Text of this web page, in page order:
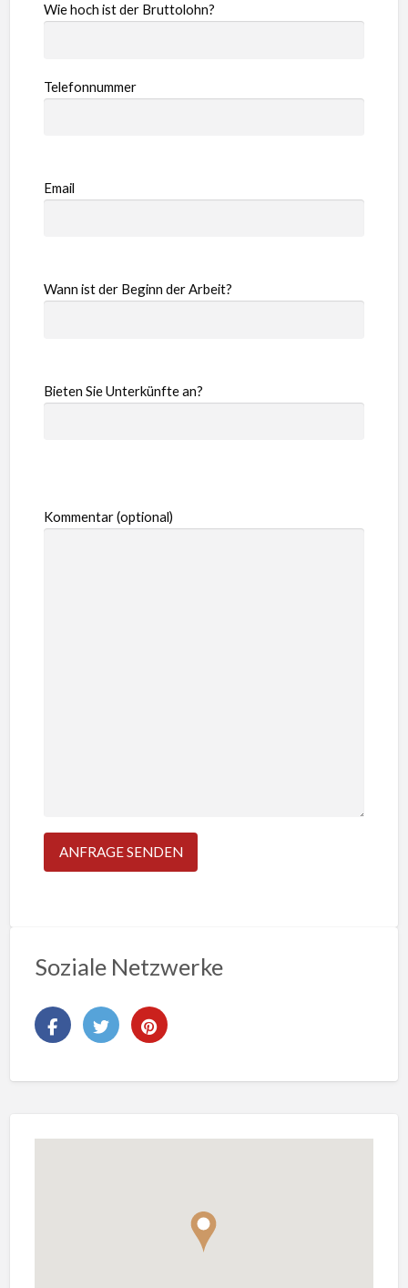
Wie hoch ist der Bruttolohn?
Telefonnummer
Email
Wann ist der Beginn der Arbeit?
Bieten Sie Unterkünfte an?
Kommentar (optional)
Soziale Netzwerke